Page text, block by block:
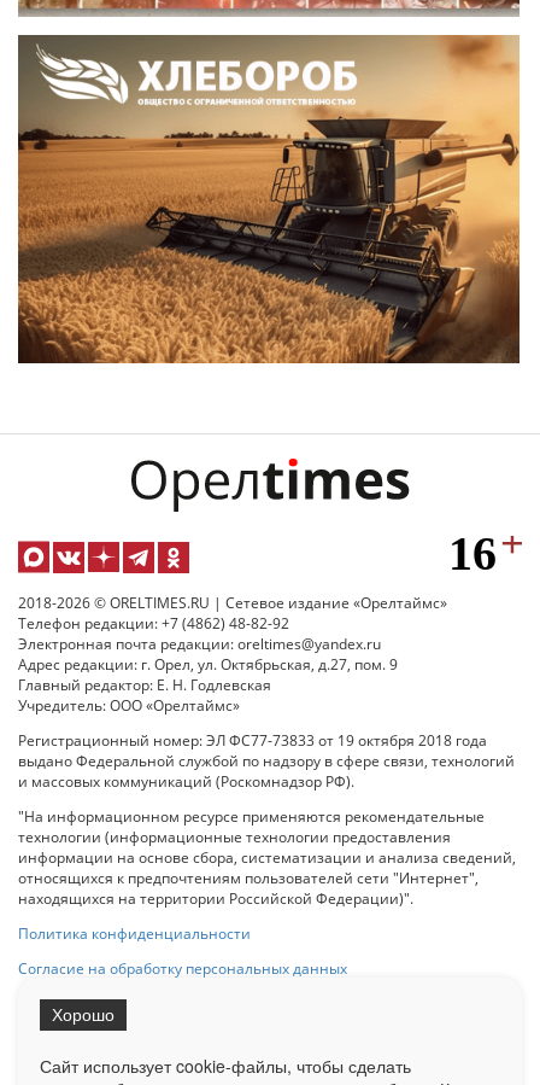
2018-2026 © ORELTIMES.RU | Сетевое издание «Орелтаймс»
Телефон редакции: +7 (4862) 48-82-92
Электронная почта редакции: oreltimes@yandex.ru
Адрес редакции: г. Орел, ул. Октябрьская, д.27, пом. 9
Главный редактор: Е. Н. Годлевская
Учредитель: ООО «Орелтаймс»
Регистрационный номер: ЭЛ ФС77-73833 от 19 октября 2018 года
выдано Федеральной службой по надзору в сфере связи, технологий
и массовых коммуникаций (Роскомнадзор РФ).
"На информационном ресурсе применяются рекомендательные
технологии (информационные технологии предоставления
информации на основе сбора, систематизации и анализа сведений,
относящихся к предпочтениям пользователей сети "Интернет",
находящихся на территории Российской Федерации)".
Политика конфиденциальности
Согласие на обработку персональных данных
на Сетевое издание «ОрелТаймс» обязательна.
Сайт использует cookie-файлы, чтобы сделать
Хорошо